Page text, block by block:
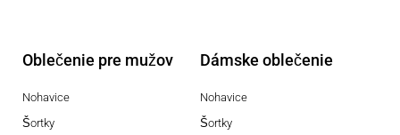
Oblečenie pre mužov
Nohavice
Šortky
Dámske oblečenie
Nohavice
Šortky